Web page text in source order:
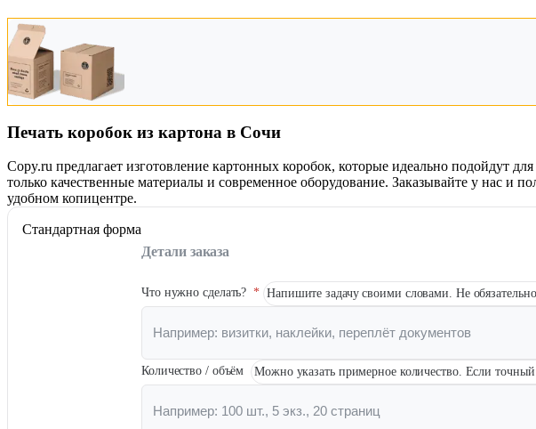
Печать презентаций
Ещё
Ламинирование документов
Ламинирование документов А4/А3
Ламинирование наклеек
Ламинирование бумаги
Ламинирование больших форматов
По типу ламинирования
Ещё
Брошюровка курсовых
Брошюровка
Ещё
Печать проектной документации
Копирование документов А3/А4
Сканирование документов А3/А4
Сканирование чертежей
Брошюровка на пластиковую пружину
Брошюровка на металлическую пружину
Инженерная печать документации и чертежей
Печать коробок из картона в Сочи
Copy.ru предлагает изготовление картонных коробок, которые идеально подойдут
только качественные материалы и современное оборудование. Заказывайте у нас и
удобном копицентре.
Стандартная форма
Детали заказа
Что нужно сделать? * Напишите задачу своими словами. Не
Количество / объём Можно указать примерное количество. Если